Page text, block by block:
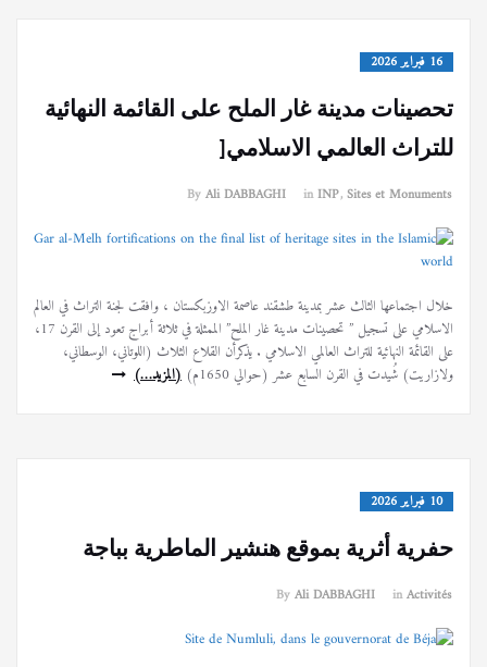
16 فبراير 2026
تحصينات مدينة غار الملح على القائمة النهائية
للتراث العالمي الاسلامي[
ByAli DABBAGHI inINP,Sites et Monuments
خلال اجتماعها الثالث عشر بمدينة طشقند عاصمة الاوزبكستان ، وافقت لجنة التراث في العالم
الاسلامي على تسجيل ” تحصينات مدينة غار الملح” الممثلة في ثلاثة أبراج تعود إلى القرن 17،
على القائمة النهائية للتراث العالمي الاسلامي . يذكرأن القلاع الثلاث (اللوتاني، الوسطاني،
ولازاريت) شُيدت في القرن السابع عشر (حوالي 1650م) (المزيد…)
10 فبراير 2026
حفرية أثرية بموقع هنشير الماطرية بباجة
ByAli DABBAGHI inActivités